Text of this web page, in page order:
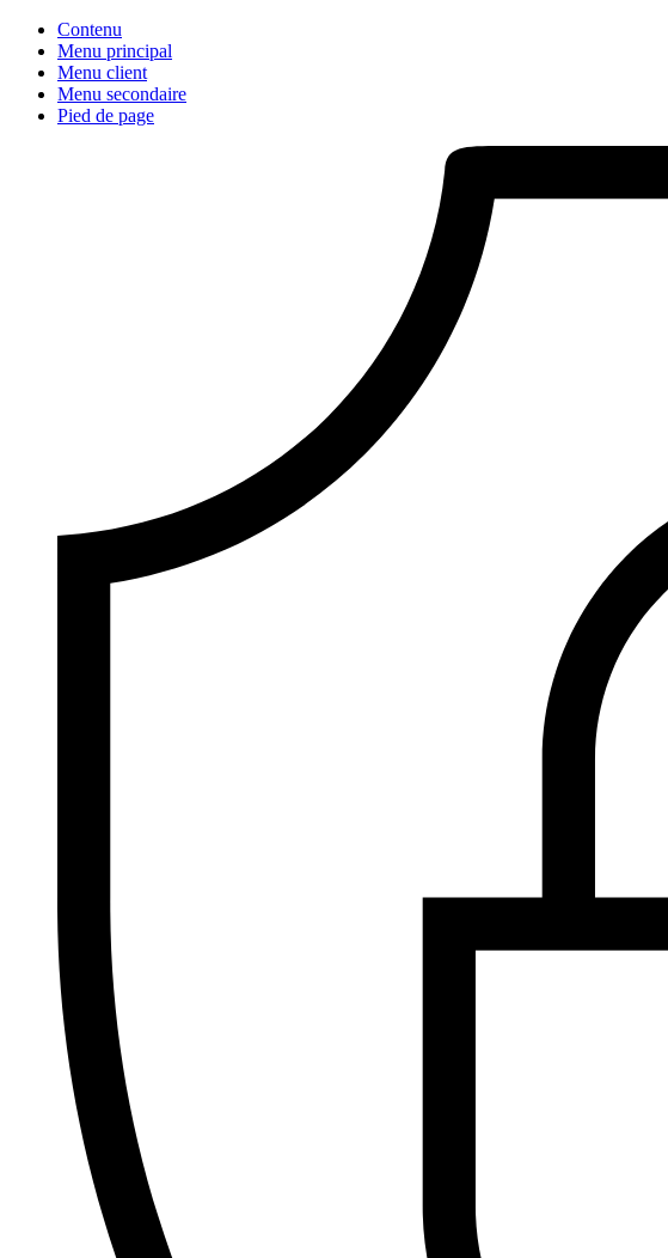
Contenu
Menu principal
Menu client
Menu secondaire
Pied de page